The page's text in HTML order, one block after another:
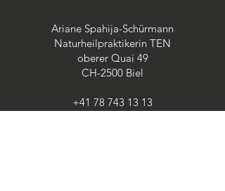
Ariane Spahija-Schürmann
Naturheilpraktikerin TEN
oberer Quai 49
CH-2500 Biel
+41 78 743 13 13